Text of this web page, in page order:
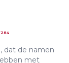
dat de namen
met